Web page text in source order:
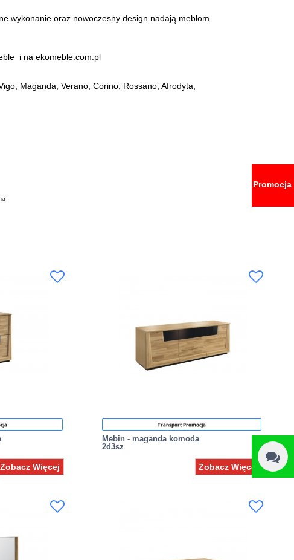
wykonanie oraz nowoczesny design nadają meblom
i na ekomeble.com.pl
Maganda, Verano, Corino, Rossano, Afrodyta,
M
Zobacz Więcej
Transport Promocja
Mebin - maganda komoda
2d3sz
Zobacz Więcej
Promocja